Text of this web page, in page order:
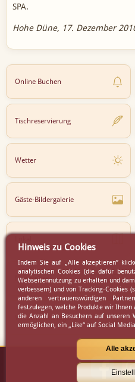
SPA.
Hohe Düne, 17. Dezember
Online Buchen
Tischreservierung
Wetter
Gäste-Bildergalerie
Newsletter
Virtueller Rundgang
Hinweis zu Cookies
Indem Sie auf „Alle akzeptieren”
analytischen Cookies (die dafür
Webseitennutzung zu erhalten und
verbessern) und von Tracking-Cookies
anderen vertrauenswürdigen
festzulegen, welche Produkte wir Ihnen
die Anzahl an Besuchern auf unseren
ermöglichen, ein „Like“ auf Social
Alle